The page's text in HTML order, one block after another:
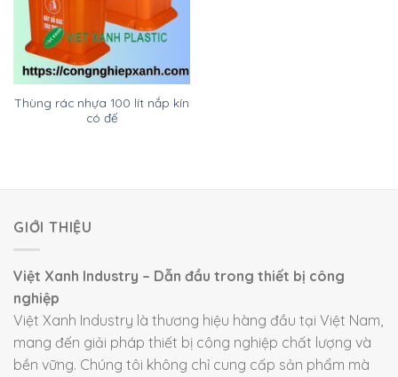
Thùng rác nhựa 100 lít nắp kín
có đế
GIỚI THIỆU
Việt Xanh Industry – Dẫn đầu trong thiết bị công
nghiệp
Việt Xanh Industry là thương hiệu hàng đầu tại Việt Nam,
mang đến giải pháp thiết bị công nghiệp chất lượng và
bền vững. Chúng tôi không chỉ cung cấp sản phẩm mà